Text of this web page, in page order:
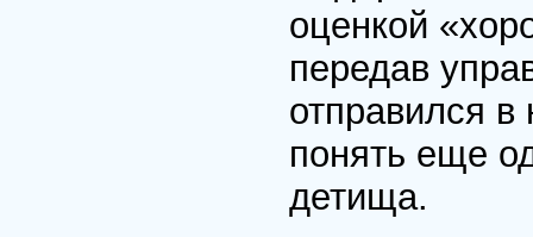
оценкой
передав
отправился
понять еще
детища.